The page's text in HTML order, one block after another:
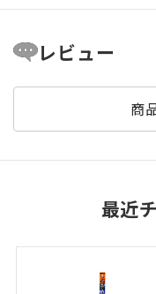
レビュー
商
最近